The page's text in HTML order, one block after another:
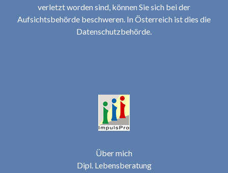
verletzt worden sind, können Sie sich bei der
Aufsichtsbehörde beschweren. In Österreich ist dies die
Datenschutzbehörde.
Über mich
Dipl. Lebensberatung